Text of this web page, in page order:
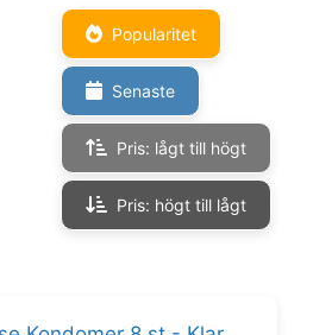
Popularitet
Senaste
Pris: lågt till högt
Pris: högt till lågt